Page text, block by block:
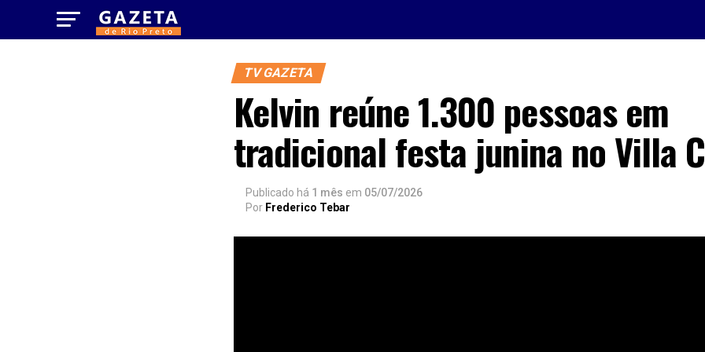
TV GAZETA
Kelvin reúne 1.300 pessoas em
tradicional festa junina no Villa
Publicado há 1 mês em 05/07/2026
Por Frederico Tebar